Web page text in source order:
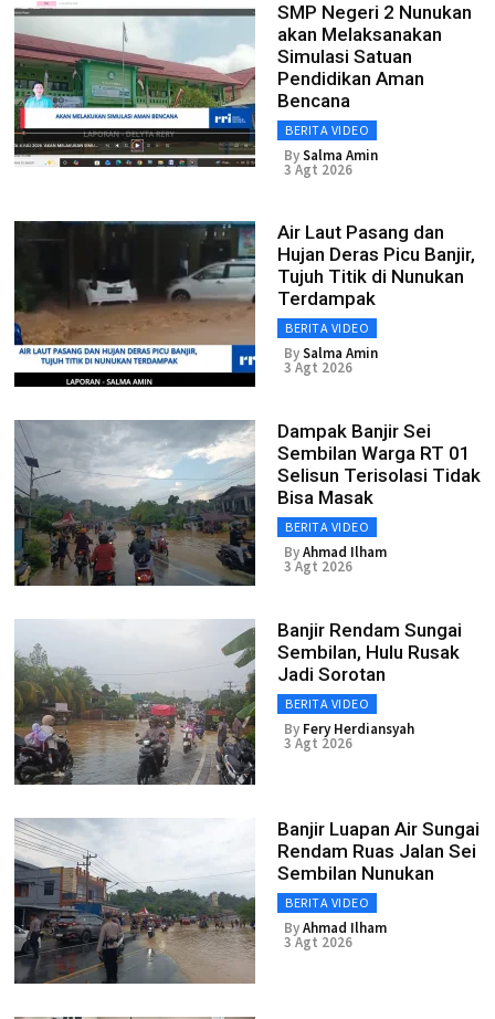
SMP Negeri 2 Nunukan
akan Melaksanakan
Simulasi Satuan
Pendidikan Aman
Bencana
BERITA VIDEO
BySalma Amin
3 Agt 2026
Air Laut Pasang dan
Hujan Deras Picu Banjir,
Tujuh Titik di Nunukan
Terdampak
BERITA VIDEO
BySalma Amin
3 Agt 2026
Dampak Banjir Sei
Sembilan Warga RT 01
Selisun Terisolasi Tidak
Bisa Masak
BERITA VIDEO
ByAhmad Ilham
3 Agt 2026
Banjir Rendam Sungai
Sembilan, Hulu Rusak
Jadi Sorotan
BERITA VIDEO
By Fery Herdiansyah
3 Agt 2026
Banjir Luapan Air Sungai
Rendam Ruas Jalan Sei
Sembilan Nunukan
BERITA VIDEO
ByAhmad Ilham
3 Agt 2026